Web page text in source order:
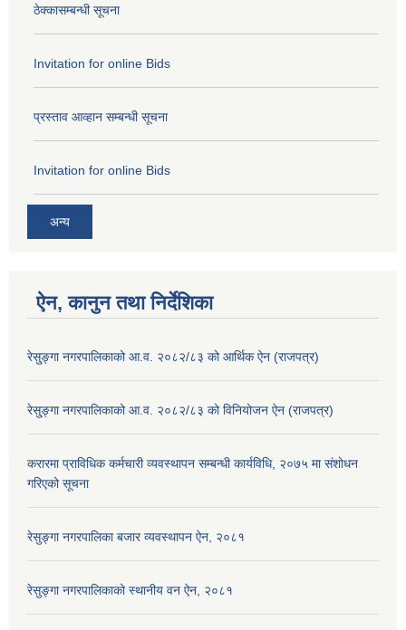
ठेक्कासम्बन्धी सूचना
Invitation for online Bids
प्रस्ताव आव्हान सम्बन्धी सूचना
Invitation for online Bids
अन्य
ऐन, कानुन तथा निर्देशिका
रेसु्ङ्गा नगरपालिकाको आ.व. २०८२/८३ को आर्थिक ऐन (राजपत्र)
रेसु्ङ्गा नगरपालिकाको आ.व. २०८२/८३ को विनियोजन ऐन (राजपत्र)
करारमा प्राविधिक कर्मचारी व्यवस्थापन सम्बन्धी कार्यविधि, २०७५ मा संशोधन
गरिएको सूचना
रेसुङ्गा नगरपालिका बजार व्यवस्थापन ऐन, २०८१
रेसुङ्गा नगरपालिकाको स्थानीय वन ऐन, २०८१